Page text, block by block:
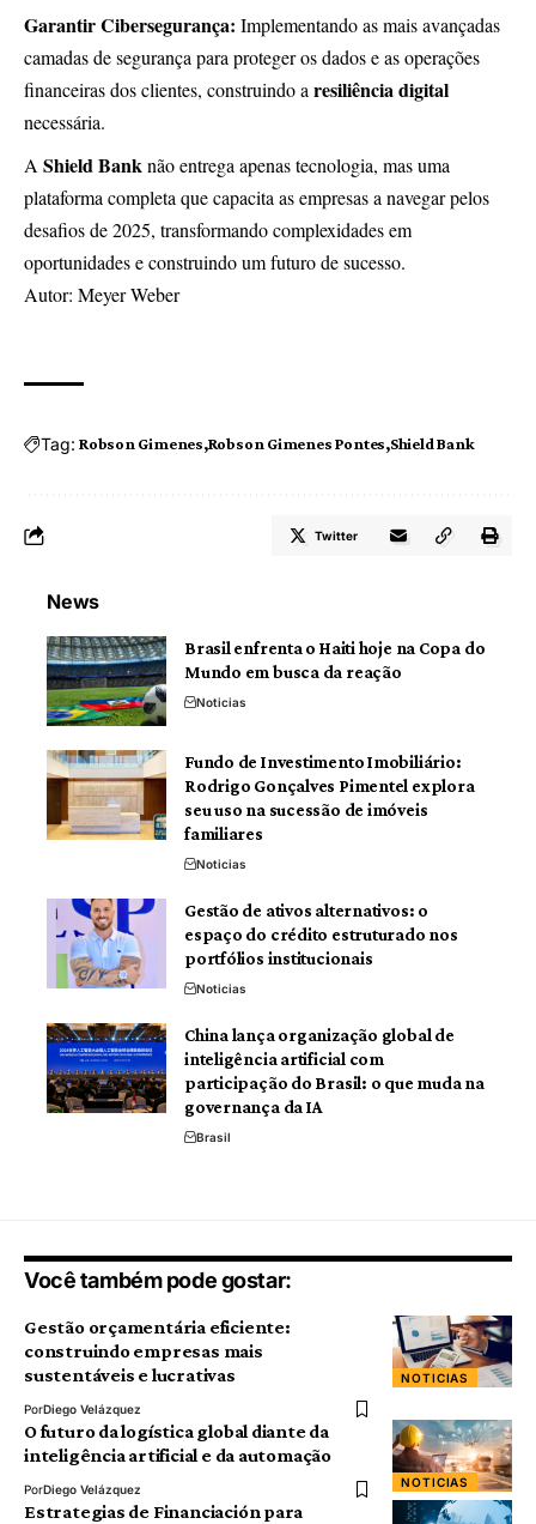
Garantir Cibersegurança: Implementando as mais avançadas
camadas de segurança para proteger os dados e as operações
financeiras dos clientes, construindo a resiliência digital
necessária.
AShield Banknão entrega apenas tecnologia, mas uma
plataforma completa que capacita as empresas a navegar pelos
desafios de 2025, transformando complexidades em
oportunidades e construindo um futuro de sucesso.
Autor: Meyer Weber
Tag: Robson Gimenes Robson Gimenes Pontes Shield Bank
Twitter
News
Brasil enfrenta o Haiti hoje na Copa do
Mundo em busca da reação
Noticias
Fundo de Investimento Imobiliário:
Rodrigo Gonçalves Pimentel explora
seu uso na sucessão de imóveis
familiares
Noticias
Gestão de ativos alternativos: o
espaço do crédito estruturado nos
portfólios institucionais
Noticias
China lança organização global de
inteligência artificial com
participação do Brasil: o que muda na
governança da IA
Brasil
Você também pode gostar:
NOTICIAS
Gestão orçamentária eficiente:
construindo empresas mais
sustentáveis e lucrativas
PorDiego Velázquez
NOTICIAS
O futuro da logística global diante da
inteligência artificial e da automação
PorDiego Velázquez
Estrategias de Financiación para